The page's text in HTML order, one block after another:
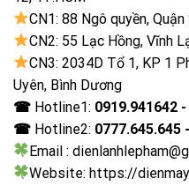
Bluetooth (Kết nối
USB
2 cổng USB A
Cổng nhận hình ảnh,
4 cổng HDMI
Tiện ích
CN1: 88 Ngô quyền,
CN2: 55 Lạc Hồng, Vĩnh
CN3: 2034D Tổ 1, KP 1
Uyên, Bình Dương
☎ Hotline1: 0919.941642
☎ Hotline2: 0777.645.645
Email :
Website: https://